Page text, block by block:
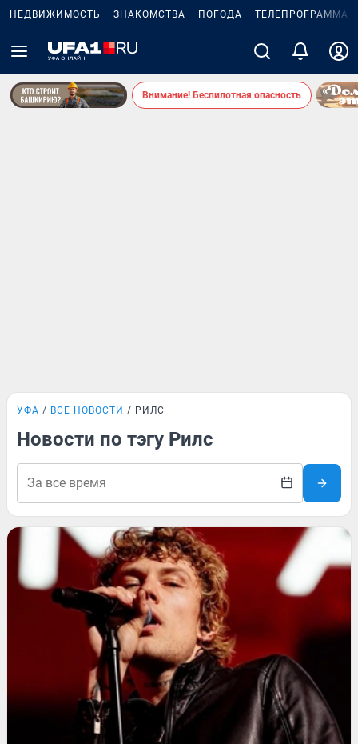
НЕДВИЖИМОСТЬ ЗНАКОМСТВА ПОГОДА ТЕЛЕПРОГРАММА
Внимание! Беспилотная опасность
УФА ВСЕ НОВОСТИ РИЛС
Новости по тэгу Рилс